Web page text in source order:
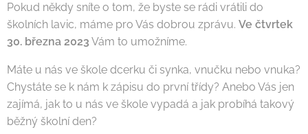
Pokud někdy sníte o tom, že byste se rádi vrátili do
školních lavic, máme pro Vás dobrou zprávu. Ve čtvrtek
30. března 2023 Vám to umožníme.
Máte u nás ve škole dcerku či synka, vnučku nebo vnuka?
Chystáte se k nám k zápisu do první třídy? Anebo Vás jen
zajímá, jak to u nás ve škole vypadá a jak probíhá takový
běžný školní den?